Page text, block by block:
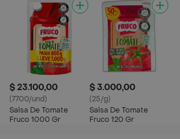
$ 23.100,00
(7700/und)
Salsa De Tomate
Fruco 1000 Gr
$ 3.000,00
(25/g)
Salsa De Tomate
Fruco 120 Gr